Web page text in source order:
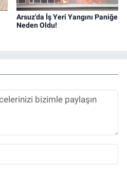
Arsuz'da İş Yeri Yangını Paniğe
Neden Oldu!